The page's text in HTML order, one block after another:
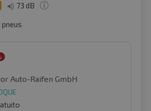
73 dB
pneus
Auto-Raifen GmbH